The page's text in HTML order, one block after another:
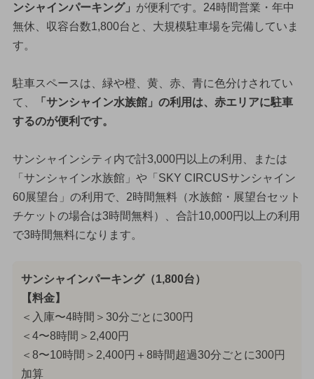
ンシャインパーキング」 が便利です。24時間営業・年中
無休、収容台数1,800台と、大規模駐車場を完備していま
す。
駐車スペースは、緑や橙、黄、赤、青に色分けされてい
て、
「サンシャイン水族館」の利用は、赤エリアに駐車
するのが便利です。
サンシャインシティ内で計3,000円以上の利用、または
「サンシャイン水族館」や「SKY CIRCUSサンシャイン
60展望台」の利用で、2時間無料（水族館・展望台セット
チケットの場合は3時間無料）、合計10,000円以上の利用
で3時間無料になります。
サンシャインパーキング（1,800台）
【料金】
＜入庫〜4時間＞30分ごとに300円
＜4〜8時間＞2,400円
＜8〜10時間＞2,400円＋8時間超過30分ごとに300円
加算